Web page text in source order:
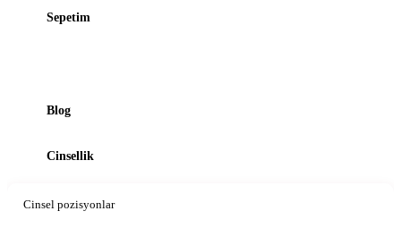
Sepetim
Blog
Cinsellik
Cinsel pozisyonlar